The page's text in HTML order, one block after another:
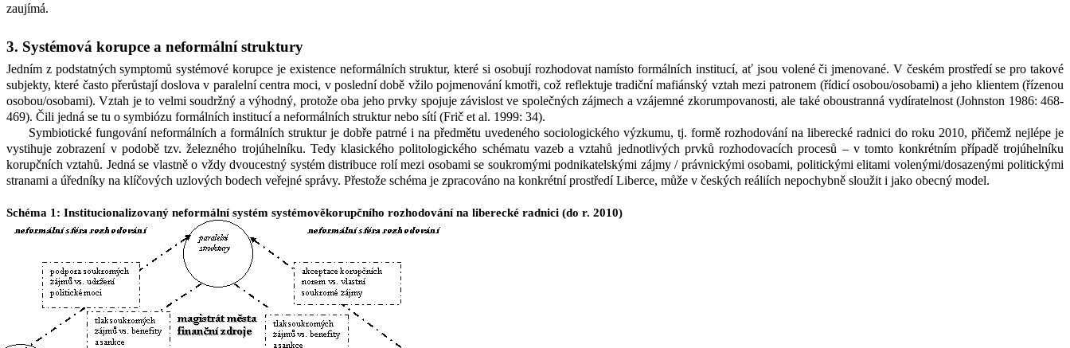
zaujímá.
3. Systémová korupce a neformální struktury
Jedním z podstatných symptomů systémové korupce je existence neformálních struktur, které si osobují rozhodovat namísto formálních institucí, ať jsou volené či jmenované. V českém prostředí se pro takové
subjekty, které často přerůstají doslova v paralelní centra moci, v poslední době vžilo pojmenování kmotři, což reflektuje tradiční mafiánský vztah mezi patronem (řídicí osobou/osobami) a jeho klientem (řízenou
osobou/osobami). Vztah je to velmi soudržný a výhodný, protože oba jeho prvky spojuje závislost ve společných zájmech a vzájemné zkorumpovanosti, ale také oboustranná vydíratelnost (Johnston 1986: 468-
469). Čili jedná se tu o symbiózu formálních institucí a neformálních struktur nebo sítí (Frič et al. 1999: 34).
Symbiotické fungování neformálních a formálních struktur je dobře patrné i na předmětu uvedeného sociologického výzkumu, tj. formě rozhodování na liberecké radnici do roku 2010, přičemž nejlépe je
vystihuje zobrazení v podobě tzv. železného trojúhelníku. Tedy klasického politologického schématu vazeb a vztahů jednotlivých prvků rozhodovacích procesů – v tomto konkrétním případě trojúhelníku
korupčních vztahů. Jedná se vlastně o vždy dvoucestný systém distribuce rolí mezi osobami se soukromými podnikatelskými zájmy / právnickými osobami, politickými elitami volenými/dosazenými politickými
stranami a úředníky na klíčových uzlových bodech veřejné správy. Přestože schéma je zpracováno na konkrétní prostředí Liberce, může v českých reáliích nepochybně sloužit i jako obecný model.
Schéma 1 : Institucionalizovaný neformální systém systémověkorupčního rozhodování na liberecké radnici (do r. 2010)